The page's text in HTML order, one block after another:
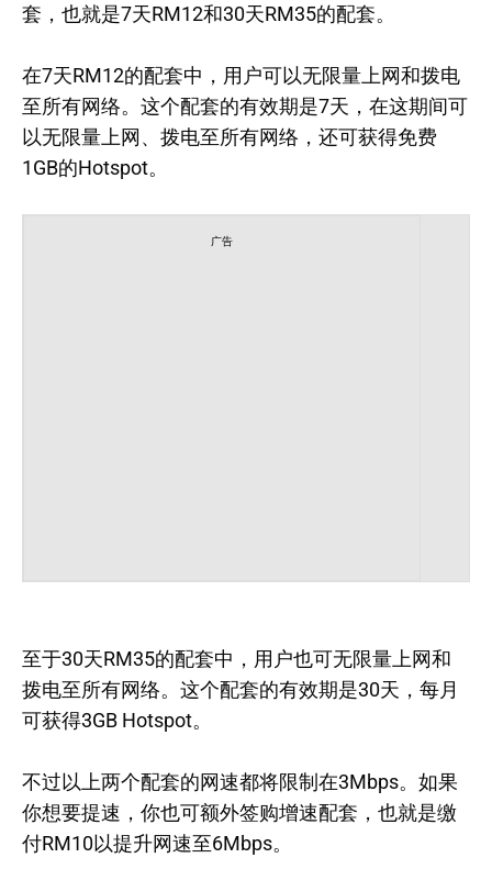
套，也就是7天RM12和30天RM35的配套。
在7天RM12的配套中，用户可以无限量上网和拨电
至所有网络。这个配套的有效期是7天，在这期间可
以无限量上网、拨电至所有网络，还可获得免费
1GB的Hotspot。
广告
至于30天RM35的配套中，用户也可无限量上网和
拨电至所有网络。这个配套的有效期是30天，每月
可获得3GB Hotspot。
不过以上两个配套的网速都将限制在3Mbps。如果
你想要提速，你也可额外签购增速配套，也就是缴
付RM10以提升网速至6Mbps。